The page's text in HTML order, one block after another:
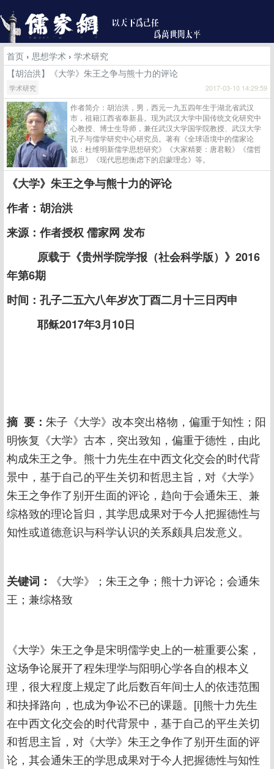
首页 › 思想学术 › 学术研究
【胡治洪】《大学》朱王之争与熊十力的评论
学术研究 2017-03-10 14:29:59
作者简介：胡治洪，男，西元一九五四年生于湖北省武汉
市，祖籍江西省奉新县。现为武汉大学中国传统文化研究中
心教授、博士生导师，兼任武汉大学国学院教授、武汉大学
孔子与儒学研究中心研究员。著有《全球语境中的儒家论
说：杜维明新儒学思想研究》《大家精要：唐君毅》《儒哲
新思》《现代思想衡虑下的启蒙理念》等。
《大学》朱王之争与熊十力的评论
作者：胡治洪
来源：作者授权 儒家网 发布
原载于《贵州学院学报（社会科学版）》2016
年第6期
时间：孔子二五六八年岁次丁酉二月十三日丙申
耶稣2017年3月10日
摘 要： 朱子《大学》改本突出格物，偏重于知性；阳
明恢复《大学》古本，突出致知，偏重于德性，由此
构成朱王之争。熊十力先生在中西文化交会的时代背
景中，基于自己的平生关切和哲思主旨，对《大学》
朱王之争作了别开生面的评论，趋向于会通朱王、兼
综格致的理论旨归，其学思成果对于今人把握德性与
知性或道德意识与科学认识的关系颇具启发意义。
关键词：
《大学》；朱王之争；熊十力评论；会通朱
王；兼综格致
《大学》朱王之争是宋明儒学史上的一桩重要公案，
这场争论展开了程朱理学与阳明心学各自的根本义
理，很大程度上规定了此后数百年间士人的依违范围
和抉择路向，也成为争讼不已的课题。[i]熊十力先生
在中西文化交会的时代背景中，基于自己的平生关切
和哲思主旨，对《大学》朱王之争作了别开生面的评
论，其会通朱王的学思成果对于今人把握德性与知性